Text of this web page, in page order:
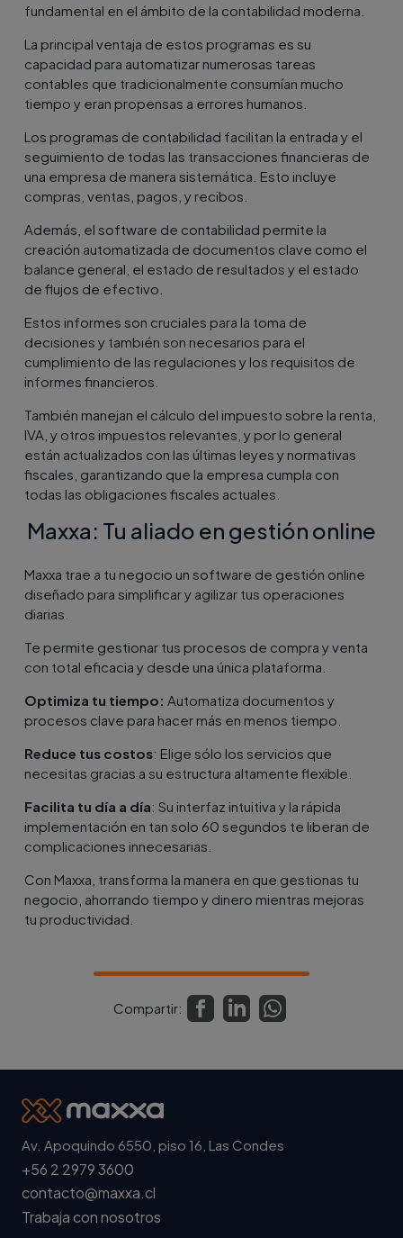
fundamental en el ámbito de la contabilidad moderna.
La principal ventaja de estos programas es su
capacidad para automatizar numerosas tareas
contables que tradicionalmente consumían mucho
tiempo y eran propensas a errores humanos.
Los programas de contabilidad facilitan la entrada y el
seguimiento de todas las transacciones financieras de
una empresa de manera sistemática. Esto incluye
compras, ventas, pagos, y recibos.
Además, el software de contabilidad permite la
creación automatizada de documentos clave como el
balance general, el estado de resultados y el estado
de flujos de efectivo.
Estos informes son cruciales para la toma de
decisiones y también son necesarios para el
cumplimiento de las regulaciones y los requisitos de
informes financieros.
También manejan el cálculo del impuesto sobre la renta,
IVA, y otros impuestos relevantes, y por lo general
están actualizados con las últimas leyes y normativas
fiscales, garantizando que la empresa cumpla con
todas las obligaciones fiscales actuales.
Maxxa: Tu aliado en gestión online
Maxxa trae a tu negocio un software de gestión online
diseñado para simplificar y agilizar tus operaciones
diarias.
Te permite gestionar tus procesos de compra y venta
con total eficacia y desde una única plataforma.
Optimiza tu tiempo: Automatiza documentos y
procesos clave para hacer más en menos tiempo.
Reduce tus costos: Elige sólo los servicios que
necesitas gracias a su estructura altamente flexible.
Facilita tu día a día: Su interfaz intuitiva y la rápida
implementación en tan solo 60 segundos te liberan de
complicaciones innecesarias.
Con Maxxa, transforma la manera en que gestionas tu
negocio, ahorrando tiempo y dinero mientras mejoras
tu productividad.
Compartir:
Av. Apoquindo 6550, piso 16, Las Condes
+56 2 2979 3600
contacto@maxxa.cl
Trabaja con nosotros